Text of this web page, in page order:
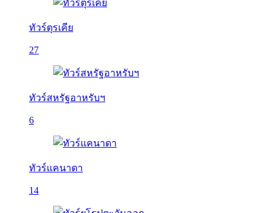
ทัวร์ตุรเคีย
27
ทัวร์สหรัฐอาหรับฯ
6
ทัวร์แคนาดา
14